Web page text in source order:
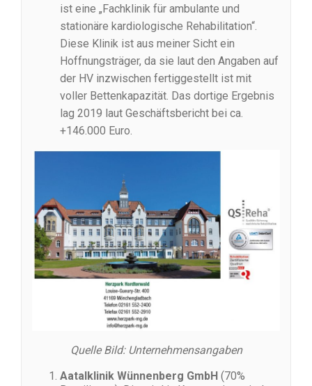
ist eine „Fachklinik für ambulante und
stationäre kardiologische Rehabilitation“.
Diese Klinik ist aus meiner Sicht ein
Hoffnungsträger, da sie laut den Angaben auf
der HV inzwischen fertiggestellt ist mit
voller Bettenkapazität. Das dortige Ergebnis
lag 2019 laut Geschäftsbericht bei ca.
+146.000 Euro.
Quelle Bild: Unternehmensangaben
Aatalklinik Wünnenberg GmbH (70%